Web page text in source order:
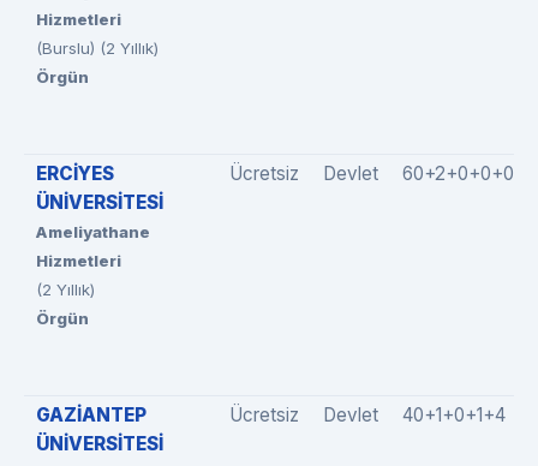
Hizmetleri
(Burslu) (2 Yıllık)
Örgün
ERCİYES
ÜNİVERSİTESİ
Ameliyathane
Hizmetleri
(2 Yıllık)
Örgün
Ücretsiz Devlet 60+2+0+0+0
GAZİANTEP
ÜNİVERSİTESİ
Ücretsiz Devlet 40+1+0+1+4